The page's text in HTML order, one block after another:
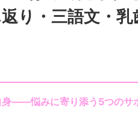
り・三語文・乳
身——悩みに寄り添う5つのサ